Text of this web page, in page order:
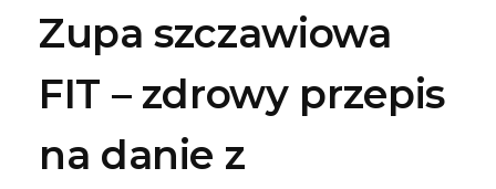
Zupa szczawiowa
FIT – zdrowy przepis
na danie z